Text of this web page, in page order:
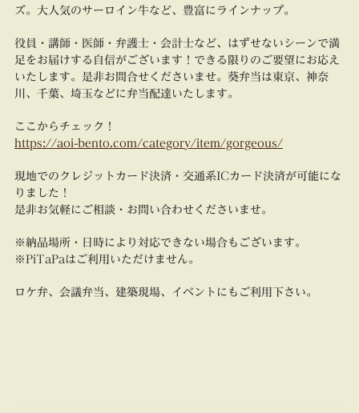
ズ。大人気のサーロイン牛など、豊富にラインナップ。
役員・講師・医師・弁護士・会計士など、はずせないシーンで満
足をお届けする自信がございます！できる限りのご要望にお応え
いたします。是非お問合せくださいませ。葵弁当は東京、神奈
川、千葉、埼玉などに弁当配達いたします。
ここからチェック！
https://aoi-bento.com/category/item/gorgeous/
現地でのクレジットカード決済・交通系ICカード決済が可能にな
りました！
是非お気軽にご相談・お問い合わせくださいませ。
※納品場所・日時により対応できない場合もございます。
※PiTaPaはご利用いただけません。
ロケ弁、会議弁当、建築現場、イベントにもご利用下さい。